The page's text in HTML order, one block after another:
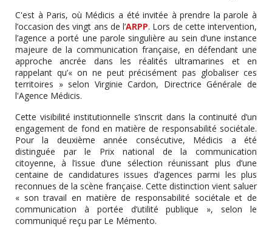
C'est à Paris, où Médicis a été invitée à prendre la parole à
l’occasion des vingt ans de l’ARPP. Lors de cette intervention,
l’agence a porté une parole singulière au sein d’une instance
majeure de la communication française, en défendant une
approche ancrée dans les réalités ultramarines et en
rappelant qu’« on ne peut précisément pas globaliser ces
territoires » selon Virginie Cardon, Directrice Générale de
l'Agence Médicis.
Cette visibilité institutionnelle s’inscrit dans la continuité d’un
engagement de fond en matière de responsabilité sociétale.
Pour la deuxième année consécutive, Médicis a été
distinguée par le Prix national de la communication
citoyenne, à l’issue d’une sélection réunissant plus d’une
centaine de candidatures issues d’agences parmi les plus
reconnues de la scène française. Cette distinction vient saluer
« son travail en matière de responsabilité sociétale et de
communication à portée d’utilité publique », selon le
communiqué reçu par Le Mémento.